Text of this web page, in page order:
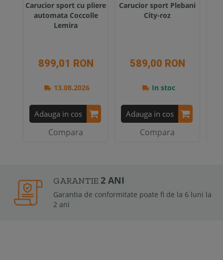
Carucior sport cu pliere
automata Coccolle
Lemira
899,01 RON
13.08.2026
Adauga in cos
Compara
Carucior sport Plebani
City-roz
589,00 RON
In stoc
Adauga in cos
Compara
GARANTIE 2 ANI
Garantia de conformitate poate fi de la 6 luni la
2 ani